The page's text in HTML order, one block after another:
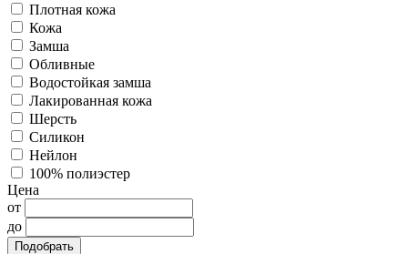
Плотная кожа
Кожа
Замша
Обливные
Водостойкая замша
Лакированная кожа
Шерсть
Силикон
Нейлон
100% полиэстер
Цена
от
до